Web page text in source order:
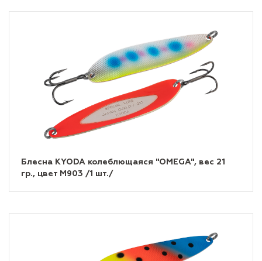
Блесна KYODA колеблющаяся "OMEGA", вес 21
гр., цвет M903 /1 шт./